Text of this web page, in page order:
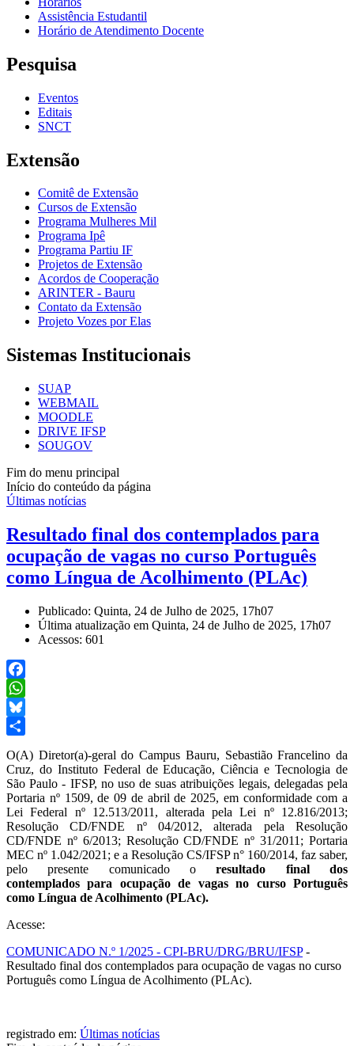
Assistência Estudantil
Horário de Atendimento Docente
Pesquisa
Eventos
Editais
SNCT
Extensão
Comitê de Extensão
Cursos de Extensão
Programa Mulheres Mil
Programa Ipê
Programa Partiu IF
Projetos de Extensão
Acordos de Cooperação
ARINTER - Bauru
Contato da Extensão
Projeto Vozes por Elas
Sistemas Institucionais
SUAP
WEBMAIL
MOODLE
DRIVE IFSP
SOUGOV
Fim do menu principal
Início do conteúdo da página
Últimas notícias
Resultado final dos contemplados para
ocupação de vagas no curso Português
como Língua de Acolhimento (PLAc)
Publicado: Quinta, 24 de Julho de 2025, 17h07
Última atualização em Quinta, 24 de Julho de 2025, 17h07
Acessos: 601
Facebook
WhatsApp
Bluesky
O(A) Diretor(a)-geral do Campus Bauru, Sebastião Francelino da
Cruz, do Instituto Federal de Educação, Ciência e Tecnologia de
São Paulo - IFSP, no uso de suas atribuições legais, delegadas pela
Portaria nº 1509, de 09 de abril de 2025, em conformidade com a
Lei Federal nº 12.513/2011, alterada pela Lei nº 12.816/2013;
Resolução CD/FNDE nº 04/2012, alterada pela Resolução
CD/FNDE nº 6/2013; Resolução CD/FNDE nº 31/2011; Portaria
MEC nº 1.042/2021; e a Resolução CS/IFSP n° 160/2014, faz saber,
pelo presente comunicado oresultado final dos
contemplados para ocupação de vagas no curso Português
como Língua de Acolhimento (PLAc).
Acesse:
COMUNICADO N.º 1/2025 - CPI-BRU/DRG/BRU/IFSP-
Resultado final dos contemplados para ocupação de vagas no curso
Português como Língua de Acolhimento (PLAc).
registrado em: Últimas notícias